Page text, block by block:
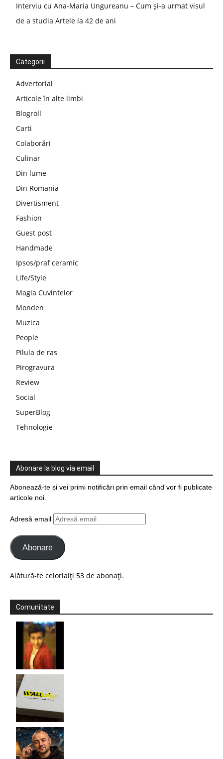
Interviu cu Ana-Maria Ungureanu – Cum și-a urmat visul
de a studia Artele la 42 de ani
Categorii
Advertorial
Articole în alte limbi
Blogroll
Carti
Colaborări
Culinar
Din lume
Din Romania
Divertisment
Fashion
Guest post
Handmade
Ipsos/praf ceramic
Life/Style
Magia Cuvintelor
Monden
Muzica
People
Pilula de ras
Pirogravura
Review
Social
SuperBlog
Tehnologie
Abonare la blog via email
Abonează-te și vei primi notificări prin email când vor fi publicate
articole noi.
Adresă email
Abonare
Alătură-te celorlalți 53 de abonați.
Comunitate